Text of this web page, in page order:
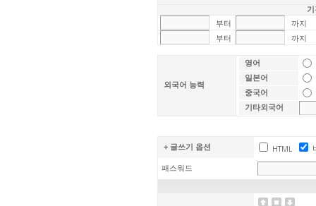
기
부터
까지
부터
까지
외국어 능력
영어
일본어
중국어
기타외국어
+ 글쓰기 옵션 HTML
패스워드